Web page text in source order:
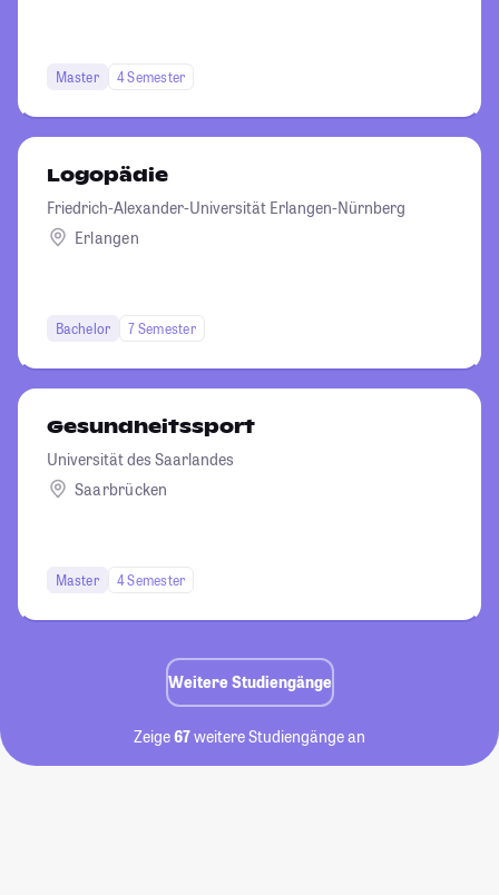
Master 4 Semester
Logopädie
Friedrich-Alexander-Universität Erlangen-Nürnberg
Erlangen
Bachelor 7 Semester
Gesundheitssport
Universität des Saarlandes
Saarbrücken
Master 4 Semester
Weitere Studiengänge
Zeige67weitere Studiengänge an